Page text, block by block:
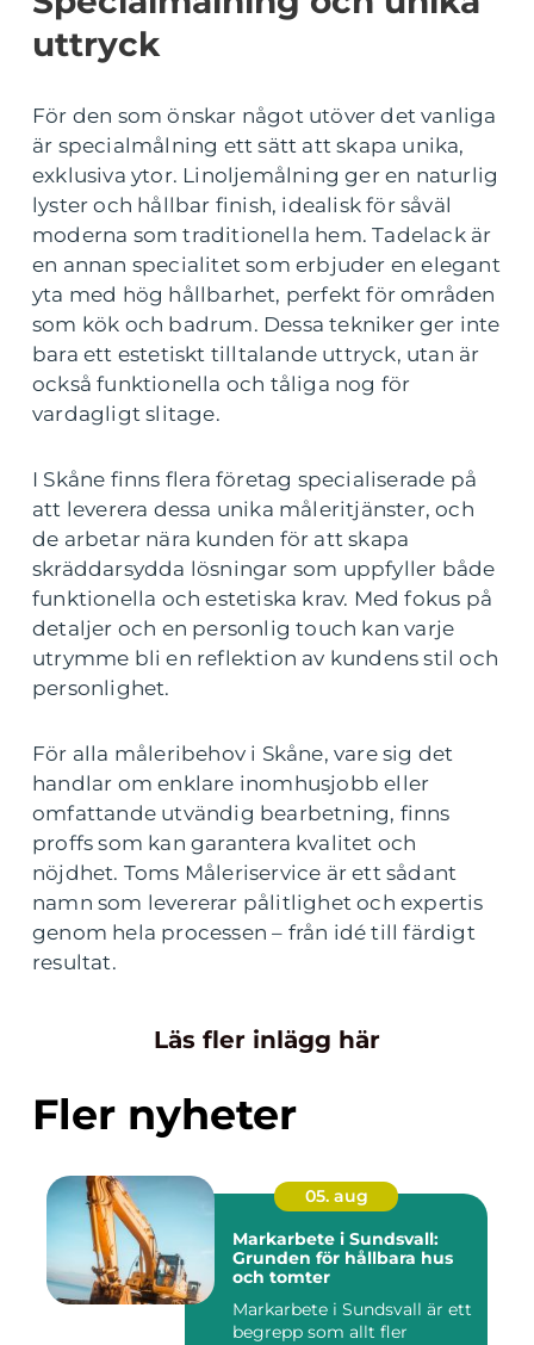
uttryck
För den som önskar något utöver det vanliga
är specialmålning ett sätt att skapa unika,
exklusiva ytor. Linoljemålning ger en naturlig
lyster och hållbar finish, idealisk för såväl
moderna som traditionella hem. Tadelack är
en annan specialitet som erbjuder en elegant
yta med hög hållbarhet, perfekt för områden
som kök och badrum. Dessa tekniker ger inte
bara ett estetiskt tilltalande uttryck, utan är
också funktionella och tåliga nog för
vardagligt slitage.
I Skåne finns flera företag specialiserade på
att leverera dessa unika måleritjänster, och
de arbetar nära kunden för att skapa
skräddarsydda lösningar som uppfyller både
funktionella och estetiska krav. Med fokus på
detaljer och en personlig touch kan varje
utrymme bli en reflektion av kundens stil och
personlighet.
För alla måleribehov i Skåne, vare sig det
handlar om enklare inomhusjobb eller
omfattande utvändig bearbetning, finns
proffs som kan garantera kvalitet och
nöjdhet. Toms Måleriservice är ett sådant
namn som levererar pålitlighet och expertis
genom hela processen – från idé till färdigt
resultat.
Läs fler inlägg här
Fler nyheter
05. aug
Markarbete i Sundsvall:
Grunden för hållbara hus
och tomter
Markarbete i Sundsvall är ett
begrepp som allt fler